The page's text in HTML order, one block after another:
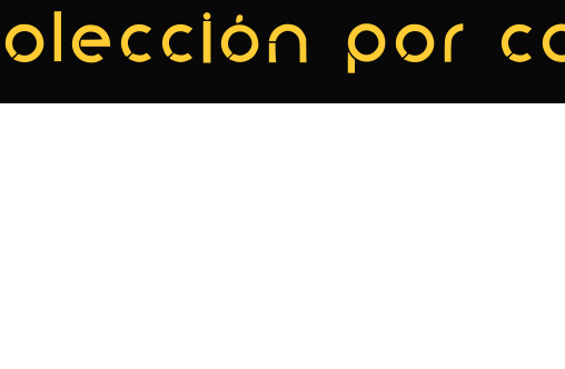
por